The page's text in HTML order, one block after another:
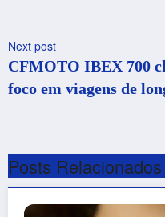
Next post
CFMOTO IBEX 700
foco em viagens de
Posts Relacionados